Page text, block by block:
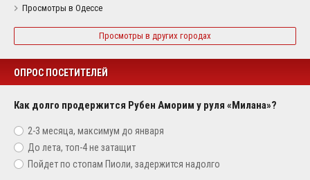
Просмотры в Одессе
Просмотры в других городах
ОПРОС ПОСЕТИТЕЛЕЙ
Как долго продержится Рубен Аморим у руля «Милана»?
2-3 месяца, максимум до января
До лета, топ-4 не затащит
Пойдет по стопам Пиоли, задержится надолго